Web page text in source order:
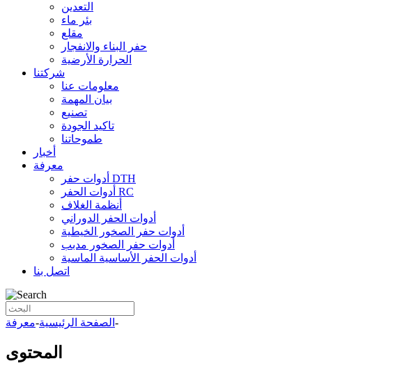
التعدين
بئر ماء
مقلع
حفر البناء والانفجار
الحرارة الأرضية
شركتنا
معلومات عنا
بيان المهمة
تصنيع
تاكيد الجودة
طموحاتنا
أخبار
معرفة
أدوات حفر DTH
أدوات الحفر RC
أنظمة الغلاف
أدوات الحفر الدوراني
أدوات حفر الصخور الخيطية
أدوات حفر الصخور مدبب
أدوات الحفر الأساسية الماسية
اتصل بنا
الصفحة الرئيسية-معرفة -
المحتوى